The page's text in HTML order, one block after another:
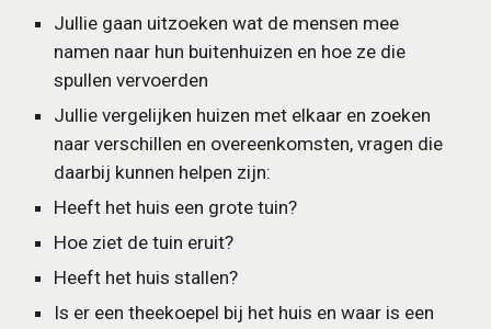
Jullie gaan uitzoeken wat de mensen mee
namen naar hun buitenhuizen en hoe ze die
spullen vervoerden
Jullie vergelijken huizen met elkaar en zoeken
naar verschillen en overeenkomsten, vragen die
daarbij kunnen helpen zijn:
Heeft het huis een grote tuin?
Hoe ziet de tuin eruit?
Heeft het huis stallen?
Is er een theekoepel bij het huis en waar is een